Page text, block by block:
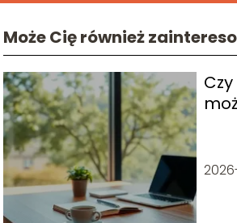
Może Cię również